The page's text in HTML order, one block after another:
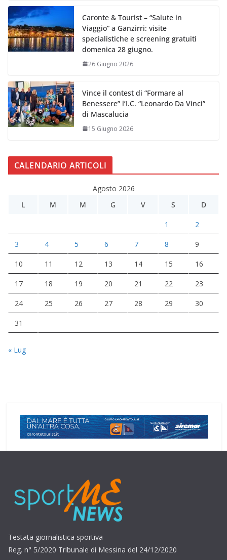
Caronte & Tourist – “Salute in
Viaggio” a Ganzirri: visite
specialistiche e screening gratuiti
domenica 28 giugno.
26 Giugno 2026
Vince il contest di “Formare al
Benessere” l’I.C. “Leonardo Da Vinci”
di Mascalucia
15 Giugno 2026
CALENDARIO ARTICOLI
Agosto 2026
L
M M G V S D
1 2
3 4 5 6 7 8 9
10 11 12 13 14 15 16
17 18 19 20 21 22 23
24 25 26 27 28 29 30
31
« Lug
Testata giornalistica sportiva
Reg. n° 5/2020 Tribunale di Messina del 24/12/2020